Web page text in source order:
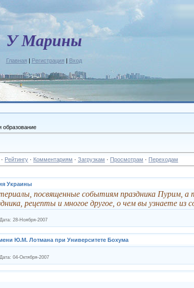
У Марины
Главная | Регистрация | Вход
образование
· Рейтингу · Комментариям · Загрузкам · Просмотрам · Переходам
Украины
посвященные событиям праздника Пурим, а
рецепты и многое другое, о чем вы узнаете из
Дата: 28-Ноября-2007
Ю.М. Лотмана при Университете Бохума
Дата: 04-Октября-2007